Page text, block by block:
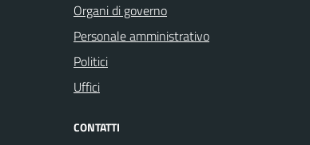
Organi di governo
Personale amministrativo
Politici
Uffici
CONTATTI